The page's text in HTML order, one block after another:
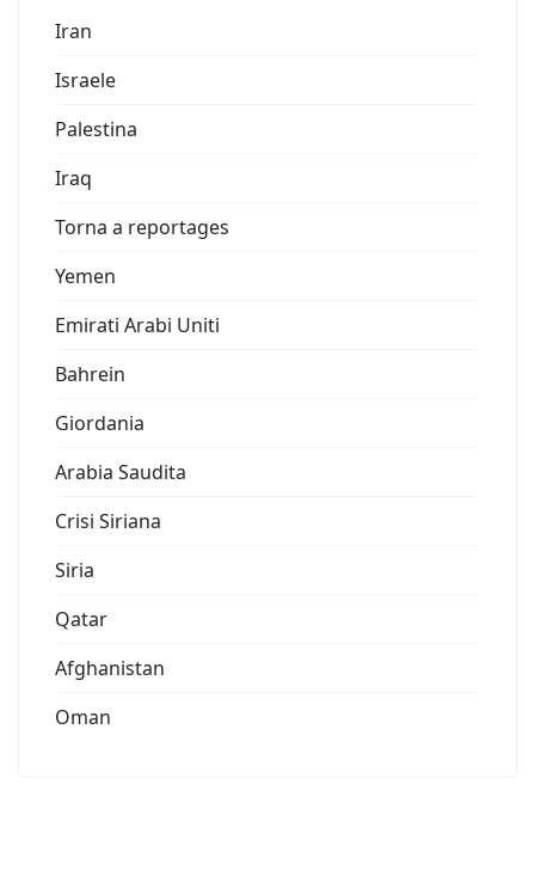
Iran
Israele
Palestina
Iraq
Torna a reportages
Yemen
Emirati Arabi Uniti
Bahrein
Giordania
Arabia Saudita
Crisi Siriana
Siria
Qatar
Afghanistan
Oman